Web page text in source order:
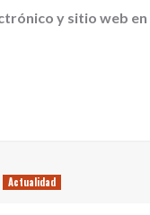
y sitio web
Actualidad